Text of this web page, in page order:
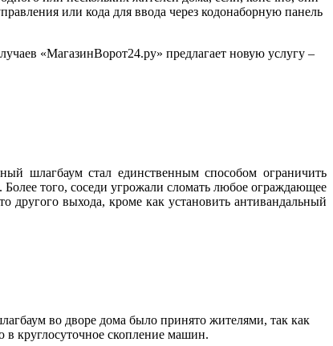
или кода для ввода через кодонаборную панель
«МагазинВорот24.ру» предлагает новую услугу –
шлагбаум стал единственным способом ограничить
Более того, соседи угрожали сломать любое ограждающее
другого выхода, кроме как установить антивандальный
во дворе дома было принято жителями, так как
в круглосуточное скопление машин.